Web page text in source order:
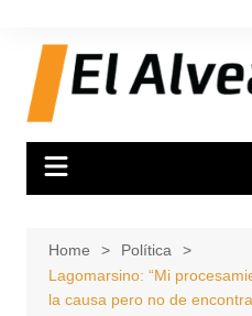
content
Home
Política
Lagomarsino: “Mi
la causa pero no de